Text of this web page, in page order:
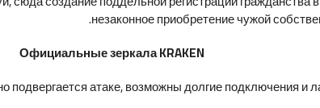
незаконное приобретение чужой
Официальные зеркала KRAKEN
подвергается атаке, возможны долгие подключения и